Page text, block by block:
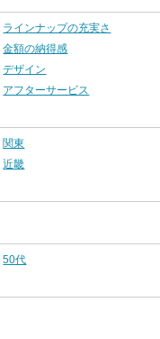
ラインナップの充実さ
金額の納得感
デザイン
アフターサービス
関東
近畿
50代